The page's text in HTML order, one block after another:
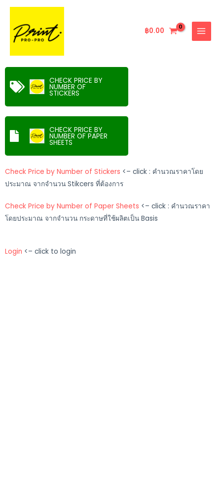
Skip
content
฿0.00
MENU
CHECK PRICE BY
NUMBER OF
STICKERS
CHECK PRICE BY
NUMBER OF PAPER
SHEETS
Check Price by Number of Stickers <– click : คำนวณราคาโดย
ประมาณ จากจำนวน Stikcers ที่ต้องการ
Check Price by Number of Paper Sheets <– click : คำนวณราคา
โดยประมาณ จากจำนวน กระดาษที่ใช้ผลิตเป็น Basis
Login <– click to login